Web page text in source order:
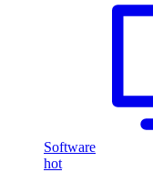
Software
hot